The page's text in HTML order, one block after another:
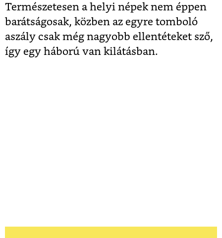
Természetesen a helyi népek nem éppen
barátságosak, közben az egyre tomboló
aszály csak még nagyobb ellentéteket sző,
így egy háború van kilátásban.